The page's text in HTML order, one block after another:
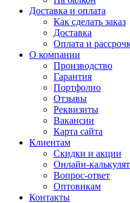
Доставка и оплата
Как сделать заказ
Доставка
Оплата и
О компании
Производство
Гарантия
Портфолио
Отзывы
Реквизиты
Вакансии
Карта сайта
Клиентам
Скидки и акции
Онлайн-
Вопрос-ответ
Оптовикам
Контакты